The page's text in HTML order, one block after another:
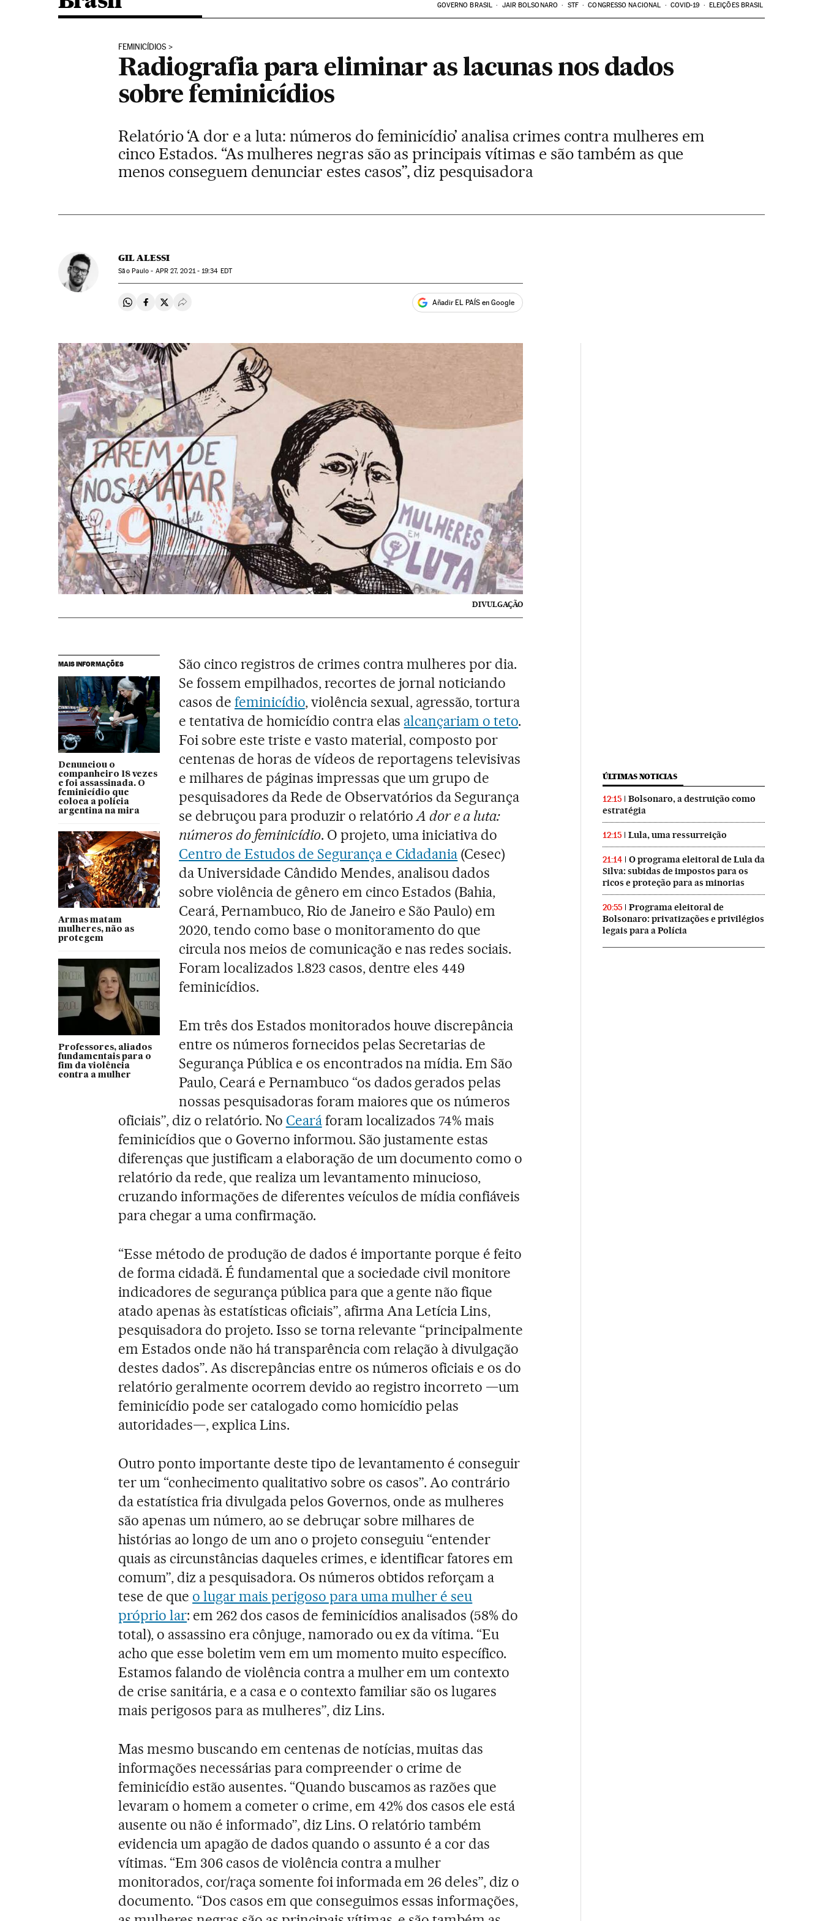
GOVERNO BRASIL JAIR BOLSONARO STF CONGRESSO NACIONAL COVID-19 ELEIÇÕES BRASIL
FEMINICÍDIOS
Radiografia para eliminar as lacunas nos dados
sobre feminicídios
Relatório ‘A dor e a luta: números do feminicídio’ analisa crimes contra mulheres em
cinco Estados. “As mulheres negras são as principais vítimas e são também as que
menos conseguem denunciar estes casos”, diz pesquisadora
GIL ALESSI
São Paulo - APR27, 2021 - 19:34 EDT
Compartir en Whatsapp
Compartir en Facebook
Compartir en Twitter
Desplegar Redes Sociales Añadir EL PAÍS en Google
DIVULGAÇÃO
MAIS INFORMAÇÕES
Denunciou o
companheiro 18 vezes
e foi assassinada. O
feminicídio que
coloca a polícia
argentina na mira
Armas matam
mulheres, não as
protegem
Professores, aliados
fundamentais para o
fim da violência
contra a mulher
São cinco registros de crimes contra mulheres por dia.
Se fossem empilhados, recortes de jornal noticiando
casos de feminicídio, violência sexual, agressão, tortura
e tentativa de homicídio contra elas alcançariam o teto.
Foi sobre este triste e vasto material, composto por
centenas de horas de vídeos de reportagens televisivas
e milhares de páginas impressas que um grupo de
pesquisadores da Rede de Observatórios da Segurança
se debruçou para produzir o relatórioA dor e a luta:
números do feminicídio. O projeto, uma iniciativa do
Centro de Estudos de Segurança e Cidadania (Cesec)
da Universidade Cândido Mendes, analisou dados
sobre violência de gênero em cinco Estados (Bahia,
Ceará, Pernambuco, Rio de Janeiro e São Paulo) em
2020, tendo como base o monitoramento do que
circula nos meios de comunicação e nas redes sociais.
Foram localizados 1.823 casos, dentre eles 449
feminicídios.
Em três dos Estados monitorados houve discrepância
entre os números fornecidos pelas Secretarias de
Segurança Pública e os encontrados na mídia. Em São
Paulo, Ceará e Pernambuco “os dados gerados pelas
nossas pesquisadoras foram maiores que os números
oficiais”, diz o relatório. No Cearáforam localizados 74% mais
feminicídios que o Governo informou. São justamente estas
diferenças que justificam a elaboração de um documento como o
relatório da rede, que realiza um levantamento minucioso,
cruzando informações de diferentes veículos de mídia confiáveis
para chegar a uma confirmação.
“Esse método de produção de dados é importante porque é feito
de forma cidadã. É fundamental que a sociedade civil monitore
indicadores de segurança pública para que a gente não fique
atado apenas às estatísticas oficiais”, afirma Ana Letícia Lins,
pesquisadora do projeto. Isso se torna relevante “principalmente
em Estados onde não há transparência com relação à divulgação
destes dados”. As discrepâncias entre os números oficiais e os do
relatório geralmente ocorrem devido ao registro incorreto —um
feminicídio pode ser catalogado como homicídio pelas
autoridades—, explica Lins.
Outro ponto importante deste tipo de levantamento é conseguir
ter um “conhecimento qualitativo sobre os casos”. Ao contrário
da estatística fria divulgada pelos Governos, onde as mulheres
são apenas um número, ao se debruçar sobre milhares de
histórias ao longo de um ano o projeto conseguiu “entender
quais as circunstâncias daqueles crimes, e identificar fatores em
comum”, diz a pesquisadora. Os números obtidos reforçam a
tese de que o lugar mais perigoso para uma mulher é seu
próprio lar: em 262 dos casos de feminicídios analisados (58% do
total), o assassino era cônjuge, namorado ou ex da vítima. “Eu
acho que esse boletim vem em um momento muito específico.
Estamos falando de violência contra a mulher em um contexto
de crise sanitária, e a casa e o contexto familiar são os lugares
mais perigosos para as mulheres”, diz Lins.
Mas mesmo buscando em centenas de notícias, muitas das
informações necessárias para compreender o crime de
feminicídio estão ausentes. “Quando buscamos as razões que
levaram o homem a cometer o crime, em 42% dos casos ele está
ausente ou não é informado”, diz Lins. O relatório também
evidencia um apagão de dados quando o assunto é a cor das
vítimas. “Em 306 casos de violência contra a mulher
monitorados, cor/raça somente foi informada em 26 deles”, diz o
documento. “Dos casos em que conseguimos essas informações,
ÚLTIMAS NOTICIAS
12:15
Bolsonaro, a destruição como
estratégia
12:15 Lula, uma ressurreição
21:14
O programa eleitoral de Lula da
Silva: subidas de impostos para os
ricos e proteção para as minorias
20:55
Programa eleitoral de
Bolsonaro: privatizações e privilégios
legais para a Polícia